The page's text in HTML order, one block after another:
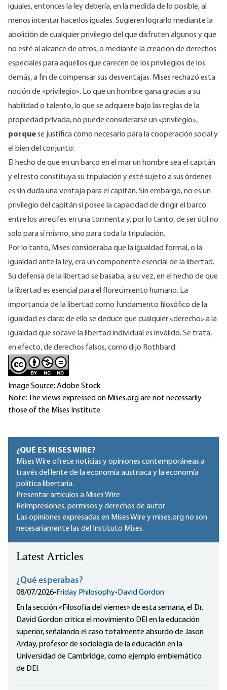
iguales, entonces la ley debería, en la medida de lo posible, al
menos intentar hacerlos iguales. Sugieren lograrlo mediante la
abolición de cualquier privilegio del que disfruten algunos y que
no esté al alcance de otros, o mediante la creación de derechos
especiales para aquellos que carecen de los privilegios de los
demás, a fin de compensar sus desventajas. Mises rechazó esta
noción de «privilegio». Lo que un hombre gana gracias a su
habilidad o talento, lo que se adquiere bajo las reglas de la
propiedad privada, no puede considerarse un «privilegio»,
porquese justifica como necesario para la cooperación social y
el bien del conjunto:
El hecho de que en un barco en el mar un hombre sea el capitán
y el resto constituya su tripulación y esté sujeto a sus órdenes
es sin duda una ventaja para el capitán. Sin embargo, no es un
privilegio del capitán si posee la capacidad de dirigir el barco
entre los arrecifes en una tormenta y, por lo tanto, de ser útil no
solo para sí mismo, sino para toda la tripulación.
Por lo tanto, Mises consideraba que la igualdad formal, o la
igualdad ante la ley, era un componente esencial de la libertad.
Su defensa de la libertad se basaba, a su vez, en el hecho de que
la libertad es esencial para el florecimiento humano. La
importancia de la libertad como fundamento filosófico de la
igualdad es clara: de ello se deduce que cualquier «derecho» a la
igualdad que socave la libertad individual es inválido. Se trata,
en efecto, de derechos falsos, como dijo Rothbard.
Image Source: Adobe Stock
Note: The views expressed on Mises.org are not necessarily
those of the Mises Institute.
¿QUÉ ES MISES WIRE?
Mises Wire ofrece noticias y opiniones contemporáneas a
través del lente de la economía austriaca y la economía
política libertaria.
Presentar artículos a Mises Wire
Reimpresiones, permisos y derechos de autor
Las opiniones expresadas en Mises Wire y mises.org no son
necesariamente las del Instituto Mises.
Latest Articles
¿Qué esperabas?
08/07/2026• Friday Philosophy• David Gordon
En la sección «Filosofía del viernes» de esta semana, el Dr.
David Gordon critica el movimiento DEI en la educación
superior, señalando el caso totalmente absurdo de Jason
Arday, profesor de sociología de la educación en la
Universidad de Cambridge, como ejemplo emblemático
de DEI.